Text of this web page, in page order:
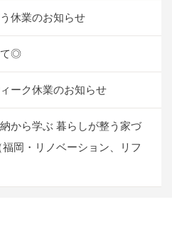
休業のお知らせ
て◎
ーク休業のお知らせ
から学ぶ 暮らしが整う家づ
岡・リノベーション、リフ